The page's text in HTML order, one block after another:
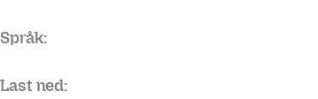
ned: